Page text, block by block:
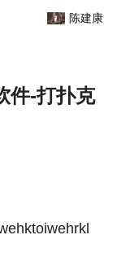
体育官方
陈建康
件-打扑克